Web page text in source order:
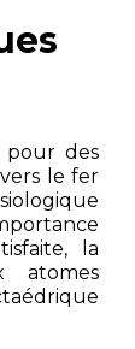
pour des
le fer
la
atomes